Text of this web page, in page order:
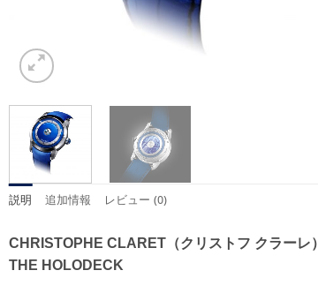
説明 追加情報 レビュー (0)
CHRISTOPHE CLARET（クリストフ クラーレ）
THE HOLODECK